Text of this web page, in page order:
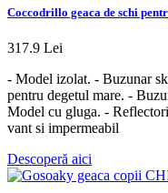
Coccodrillo geaca de schi
317.9 Lei
- Model izolat. - Buzunar
pentru degetul mare. -
Model cu gluga. -
vant si impermeabil
Descoperă aici